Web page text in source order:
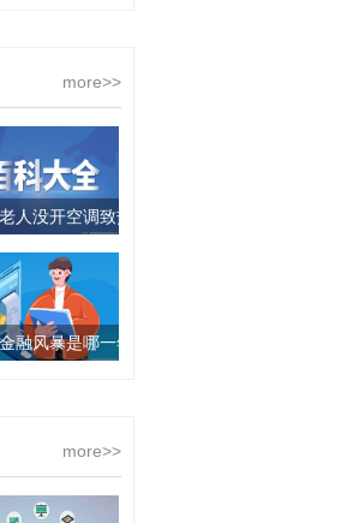
more>>
闭最多赔50万是真的吗？
人没开空调致热痉挛咬断2颗牙！热痉挛怎
字率安全警戒线
融风暴是哪一年？亚洲金融风暴始于哪个国
more>>